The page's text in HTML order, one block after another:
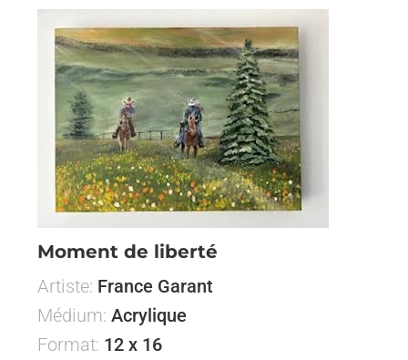
Moment de liberté
Artiste: France Garant
Médium: Acrylique
Format: 12 x 16